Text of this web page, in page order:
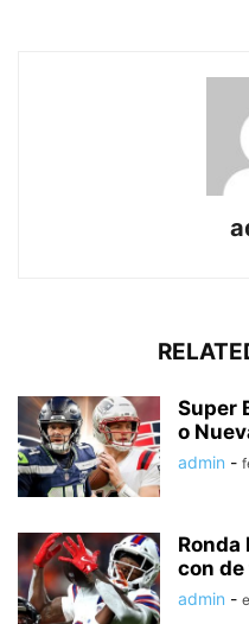
Super
o
admin -
Ronda
con
admin -